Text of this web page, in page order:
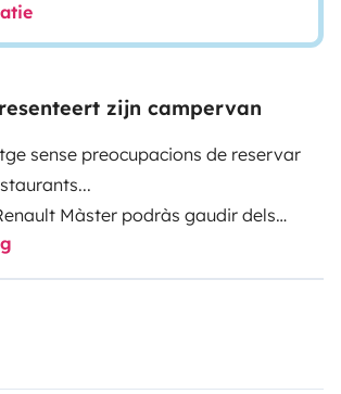
zijn campervan
sense preocupacions de reservar
Màster podràs gaudir dels
ciutat, platja/muntanya), ja
5'5 metres de llargària et permetrà
en un lloc privilegiat gaudint de les